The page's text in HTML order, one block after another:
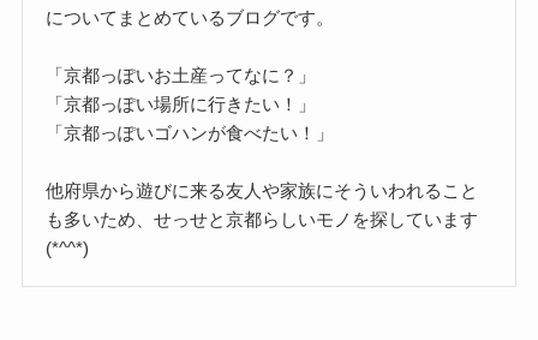
についてまとめているブログです。
「京都っぽいお土産ってなに？」
「京都っぽい場所に行きたい！」
「京都っぽいゴハンが食べたい！」
他府県から遊びに来る友人や家族にそういわれること
も多いため、せっせと京都らしいモノを探しています
(*^^*)